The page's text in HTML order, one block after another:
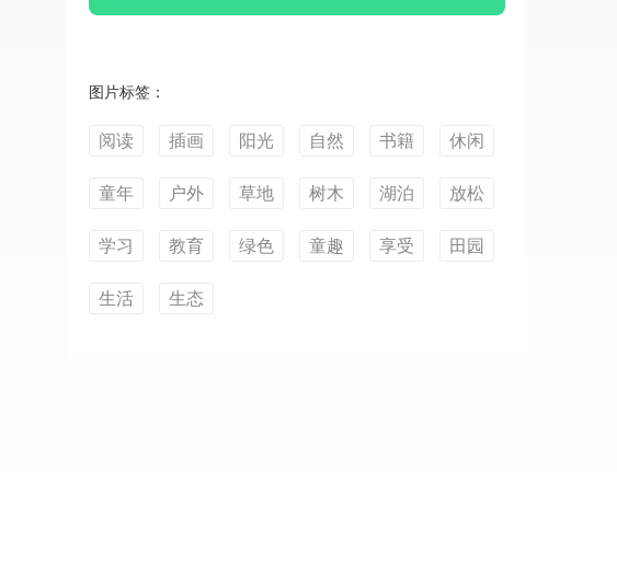
图片标签：
阅读 插画 阳光 自然 书籍 休闲
童年 户外 草地 树木 湖泊 放松
学习 教育 绿色 童趣 享受 田园
生活 生态